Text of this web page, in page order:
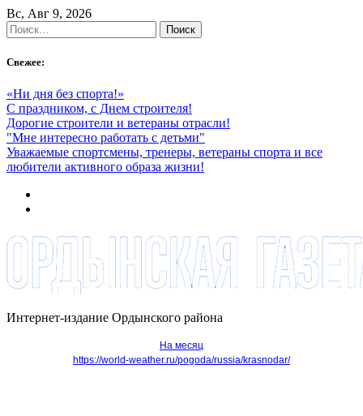
Skip
to
content
Вс, Авг 9, 2026
Найти:
Свежее:
«Ни дня без спорта!»
С праздником, с Днем строителя!
Дорогие строители и ветераны отрасли!
"Мне интересно работать с детьми"
Уважаемые спортсмены, тренеры, ветераны спорта и все
любители активного образа жизни!
Интернет-издание Ордынского района
На месяц
https://world-weather.ru/pogoda/russia/krasnodar/